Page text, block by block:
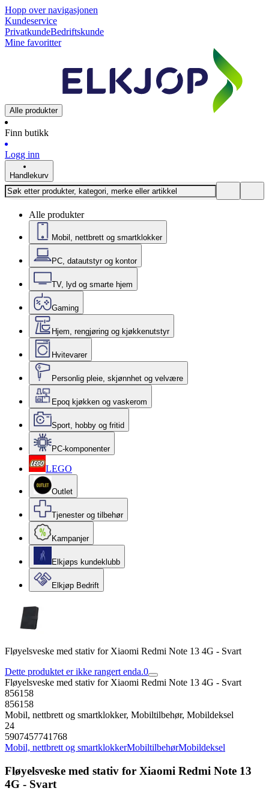
Hopp over navigasjonen
Kundeservice
PrivatkundeBedriftskunde
Mine favoritter
Alle produkter
Finn butikk
Logg inn
Handlekurv
Alle produkter
Mobil, nettbrett og smartklokker
PC, datautstyr og kontor
TV, lyd og smarte hjem
Gaming
Hjem, rengjøring og kjøkkenutstyr
Hvitevarer
Personlig pleie, skjønnhet og velvære
Epoq kjøkken og vaskerom
Sport, hobby og fritid
PC-komponenter
LEGO
Outlet
Tjenester og tilbehør
Kampanjer
Elkjøps kundeklubb
Elkjøp Bedrift
Fløyelsveske med stativ for Xiaomi Redmi Note 13 4G - Svart
Dette produktet er ikke rangert enda.0
Fløyelsveske med stativ for Xiaomi Redmi Note 13 4G - Svart
856158
856158
Mobil, nettbrett og smartklokker, Mobiltilbehør, Mobildeksel
24
5907457741768
Mobil, nettbrett og smartklokkerMobiltilbehørMobildeksel
Fløyelsveske med stativ for Xiaomi Redmi Note 13
4G - Svart